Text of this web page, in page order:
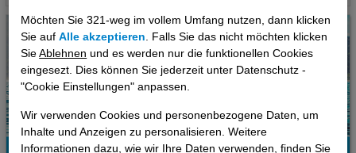
Möchten Sie 321-weg im vollem Umfang nutzen, dann klicken
Sie aufAlle akzeptieren . Falls Sie das nicht möchten klicken
SieAblehnen und es werden nur die funktionellen Cookies
eingesezt. Dies können Sie jederzeit unter Datenschutz -
"Cookie Einstellungen" anpassen.
Wir verwenden Cookies und personenbezogene Daten, um
Inhalte und Anzeigen zu personalisieren. Weitere
Informationen dazu, wie wir Ihre Daten verwenden, finden Sie